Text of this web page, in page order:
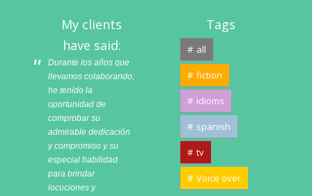
My clients
have said:
Durante los años que
llevamos colaborando,
he tenido la
oportunidad de
comprobar su
admirable dedicación
y compromiso y su
especial habilidad
para brindar
locuciones y
Tags
all
fiction
idioms
spanish
tv
Voice over